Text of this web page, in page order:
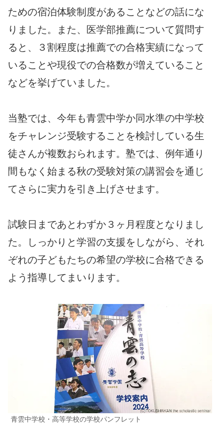
ための宿泊体験制度があることなどの話にな
りました。また、医学部推薦について質問す
ると、３割程度は推薦での合格実績になって
いることや現役での合格数が増えていること
などを挙げていました。
当塾では、今年も青雲中学か同水準の中学校
をチャレンジ受験することを検討している生
徒さんが複数おられます。塾では、例年通り
間もなく始まる秋の受験対策の講習会を通じ
てさらに実力を引き上げさせます。
試験日まであとわずか３ヶ月程度となりまし
た。しっかりと学習の支援をしながら、それ
ぞれの子どもたちの希望の学校に合格できる
よう指導してまいります。
青雲中学校・高等学校の学校パンフレット